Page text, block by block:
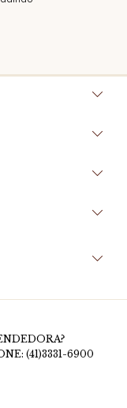
(41)3331-6900